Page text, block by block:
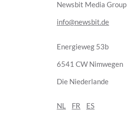
Newsbit Media Group
info@newsbit.de
Energieweg 53b
6541 CW Nimwegen
Die Niederlande
NL FR ES